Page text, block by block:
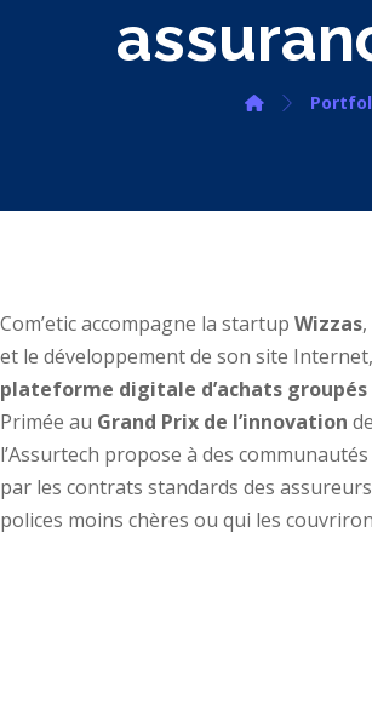
Com’etic accompagne la startup Wizzas
et le développement de son site Internet,
plateforme digitale d’achats groupés
Primée au Grand Prix de l’innovation
l’Assurtech propose à des
par les contrats standards des
polices moins chères ou qui les